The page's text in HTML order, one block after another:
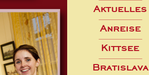
Aktuelles
Anreise
Kittsee
Bratislava